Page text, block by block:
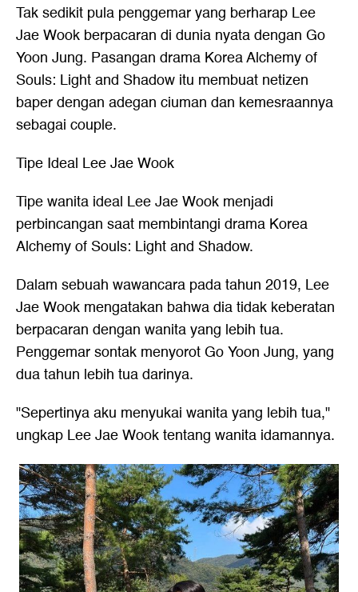
Tak sedikit pula penggemar yang berharap Lee
Jae Wook berpacaran di dunia nyata dengan Go
Yoon Jung. Pasangan drama Korea Alchemy of
Souls: Light and Shadow itu membuat netizen
baper dengan adegan ciuman dan kemesraannya
sebagai couple.
Tipe Ideal Lee Jae Wook
Tipe wanita ideal Lee Jae Wook menjadi
perbincangan saat membintangi drama Korea
Alchemy of Souls: Light and Shadow.
Dalam sebuah wawancara pada tahun 2019, Lee
Jae Wook mengatakan bahwa dia tidak keberatan
berpacaran dengan wanita yang lebih tua.
Penggemar sontak menyorot Go Yoon Jung, yang
dua tahun lebih tua darinya.
"Sepertinya aku menyukai wanita yang lebih tua,"
ungkap Lee Jae Wook tentang wanita idamannya.